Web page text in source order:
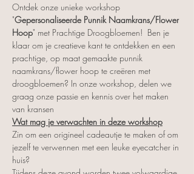
Ontdek onze unieke workshop
"Gepersonaliseerde Punnik Naamkrans/Flower
Hoop" met Prachtige Droogbloemen!  Ben je
klaar om je creatieve kant te ontdekken en een
prachtige, op maat gemaakte punnik
naamkrans/flower hoop te creëren met
droogbloemen? In onze workshop, delen we
graag onze passie en kennis over het maken
van kransen
Wat mag je verwachten in deze workshop
Zin om een origineel cadeautje te maken of om
jezelf te verwennen met een leuke eyecatcher in
huis?